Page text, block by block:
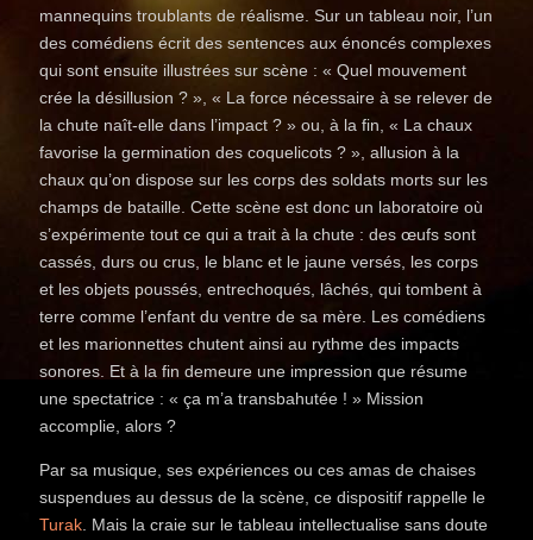
mannequins troublants de réalisme. Sur un tableau noir, l’un
des comédiens écrit des sentences aux énoncés complexes
qui sont ensuite illustrées sur scène : « Quel mouvement
crée la désillusion ? », « La force nécessaire à se relever de
la chute naît-elle dans l’impact ? » ou, à la fin, « La chaux
favorise la germination des coquelicots ? », allusion à la
chaux qu’on dispose sur les corps des soldats morts sur les
champs de bataille. Cette scène est donc un laboratoire où
s’expérimente tout ce qui a trait à la chute : des œufs sont
cassés, durs ou crus, le blanc et le jaune versés, les corps
et les objets poussés, entrechoqués, lâchés, qui tombent à
terre comme l’enfant du ventre de sa mère. Les comédiens
et les marionnettes chutent ainsi au rythme des impacts
sonores. Et à la fin demeure une impression que résume
une spectatrice : « ça m’a transbahutée ! » Mission
accomplie, alors ?
Par sa musique, ses expériences ou ces amas de chaises
suspendues au dessus de la scène, ce dispositif rappelle le
Turak. Mais la craie sur le tableau intellectualise sans doute